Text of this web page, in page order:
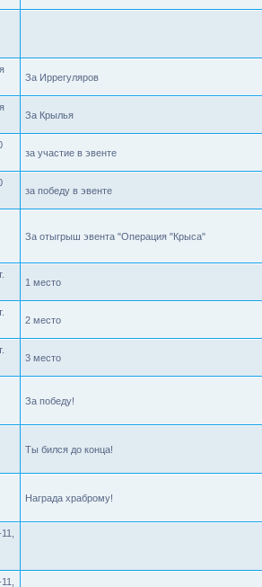
За Иррегуляров
За Крылья
за участие в эвенте
за победу в эвенте
За отыгрыш эвента "Операция "Крыса"
1 место
2 место
3 место
За победу!
Ты бился до конца!
Награда храброму!